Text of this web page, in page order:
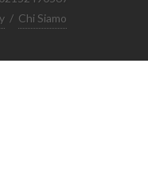
/ Chi Siamo